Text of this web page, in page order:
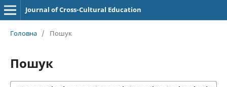
Journal of Cross-Cultural Education
Головна / Пошук
Пошук